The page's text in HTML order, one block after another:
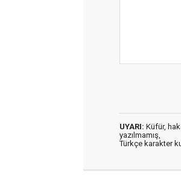
UYARI: Küfür,
yazılmamış,
Türkçe karakter